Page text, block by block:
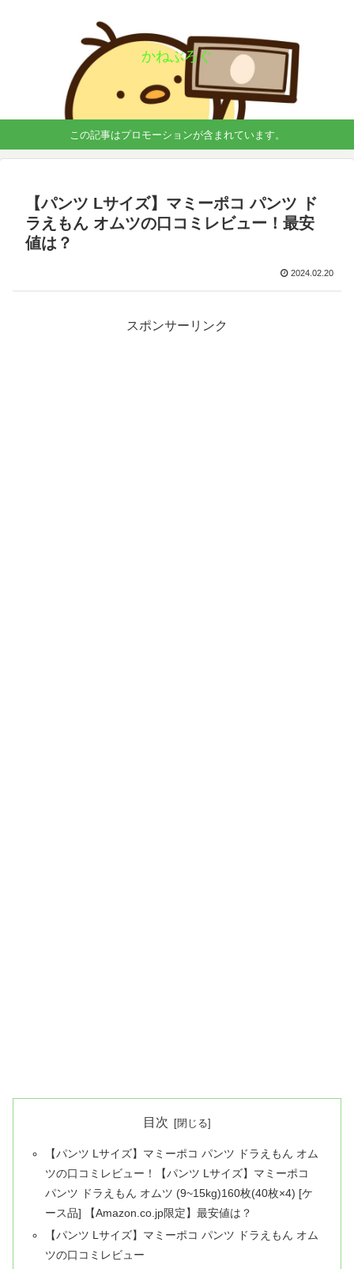
かねぶろぐ
この記事はプロモーションが含まれています。
【パンツ Lサイズ】マミーポコ パンツ ド
ラえもん オムツの口コミレビュー！最安
値は？
2024.02.20
スポンサーリンク
目次
【パンツ Lサイズ】マミーポコ パンツ ドラえもん オム
ツの口コミレビュー！【パンツ Lサイズ】マミーポコ
パンツ ドラえもん オムツ (9~15kg)160枚(40枚×4) [ケ
ース品] 【Amazon.co.jp限定】最安値は？
【パンツ Lサイズ】マミーポコ パンツ ドラえもん オム
ツの口コミレビュー